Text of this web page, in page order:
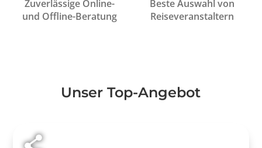
Zuverlässige Online-
und Offline-Beratung
Beste Auswahl von
Reiseveranstaltern
Unser Top-Angebot